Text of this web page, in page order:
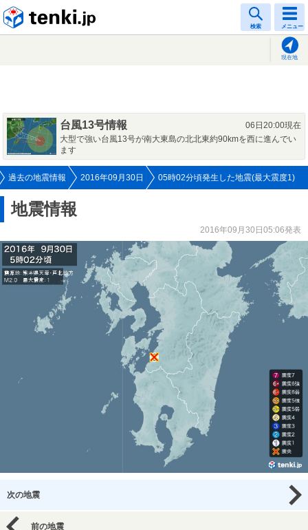
検索 メニュー
現在地
台風13号情報
06日20:00現在
大型で強い台風13号が南大東島の北北東約90kmを西に進んでい
ます
過去の地震情報 2016年09月30日 05時02分頃発生した地震(最大震度1)
地震情報
2016年09月30日05:06発表
次の地震
前の地震